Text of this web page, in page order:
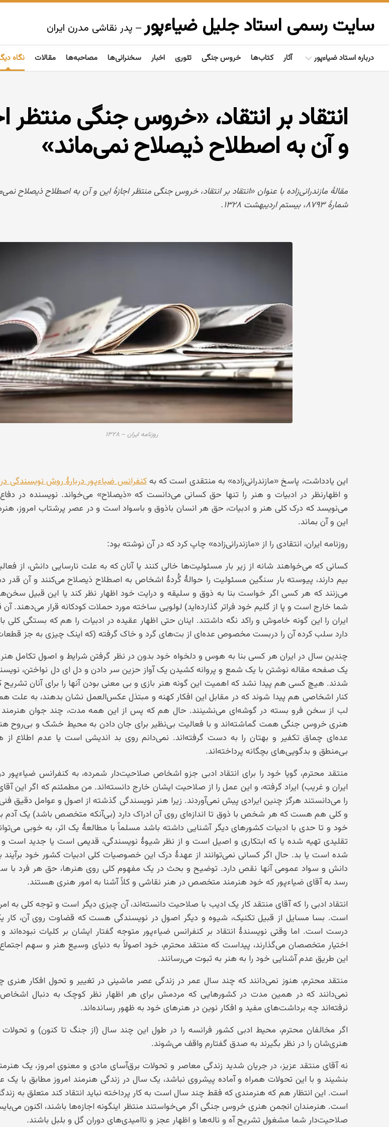
Skip
contentسایت رسمی استاد جلیل ضیاءپور – پدر نقاشی مدرن ایران
درباره استاد ضیاءپور
گفتاوردها
تألیفات
آثار کتاب‌ها خروس جنگی تئوری اخبار سخنرانی‌ها مصاحبه‌ها مقالات نگاه
انتقاد بر انتقاد، «خروس جنگی منتظر
و آن به اصطلاح ذیصلاح نمی‌ماند»
مقالهٔ مازندرانی‌زاده با عنوان «انتقاد بر انتقاد، خروس جنگی منتظر اجازهٔ این و آن به اصطلاح ذیصلاح
شمارهٔ ۸۷۹۳، بیستم اردیبهشت ۱۳۲۸.
روزنامه ایران – ۱۳۲۸
این یادداشت، پاسخ «مازندرانی‌زاده» به منتقدی است که بهکنفرانس ضیاءپور دربارهٔ روش نویسندگی
و اظهارنظر در ادبیات و هنر را تنها حق کسانی می‌دانست که «ذیصلاح» می‌خواند. نویسنده در دفاع
می‌نویسد که درک کلی هنر و ادبیات، حق هر انسان باذوق و باسواد است و در عصر پرشتاب امروز،
این و آن بماند.
روزنامه ایران، انتقادی را از «مازندرانی‌زاده» چاپ کرد که در آن نوشته بود:
کسانی که می‌خواهند شانه از زیر بار مسئولیت‌ها خالی کنند یا آنان که به علت نارسایی دانش، از
بیم دارند، پیوسته بار سنگین مسئولیت را حوالهٔ گُردهٔ اشخاص به اصطلاح ذیصلاح می‌کنند و آن
می‌زنند که هر کسی اگر خواست بنا به ذوق و سلیقه و درایت خود اظهار نظر کند یا این قبیل
شما خارج است و پا از گلیم خود فراتر گذارده‌اید) لولویی ساخته مورد حملات کودکانه قرار می‌دهند.
ایران را این گونه خاموش و راکد نگه داشتند. اینان حتی اظهار عقیده در ادبیات را هم که بستگی کلی
دارد سلب کرده آن را دربست مخصوص عده‌ای از بت‌های گرد و خاک گرفته (که اینک چیزی به جز قطعات
چندین سال در ایران هر کسی بنا به هوس و دلخواه خود بدون در نظر گرفتن شرایط و اصول تکامل
یک صفحه مقاله نوشتن با یک شمع و پروانه کشیدن یک آواز حزین سر دادن و دل ای دل نواختن،
شدند. هیچ کسی هم پیدا نشد که اهمیت این گونه هنر بازی و بی معنی بودن آنها را برای آنان تشریح
کنار اشخاصی هم پیدا شوند که در مقابل این افکار کهنه و مبتذل عکس‌العمل نشان بدهند، به
لب از سخن فرو بسته در گوشه‌ای می‌نشینند. حال هم که پس از این همه مدت، چند جوان هنرمند
هنری خروس جنگی همت گماشته‌اند و با فعالیت بی‌نظیر برای جان دادن به محیط خشک و بی‌روح هنر
عده‌ای چماق تکفیر و بهتان را به دست گرفته‌اند. نمی‌دانم روی بد اندیشی است یا عدم اطلاع
بی‌منطق و بدگویی‌های بچگانه پرداخته‌اند.
منتقد محترم، گویا خود را برای انتقاد ادبی جزو اشخاص صلاحیت‌دار شمرده، به کنفرانس ضیاءپور
ایران و غریب) ایراد گرفته، و این عمل را از صلاحیت ایشان خارج دانسته‌اند. من مطمئنم که اگر این
را می‌دانستند هرگز چنین ایرادی پیش نمی‌آوردند. زیرا هنر نویسندگی گذشته از اصول و عوامل دقیق
و کلی هم هست که هر شخص با ذوق تا اندازه‌ای روی آن ادراک دارد (بی‌آنکه متخصص باشد) یک آدم
خود و تا حدی با ادبیات کشورهای دیگر آشنایی داشته باشد مسلماً با مطالعهٔ یک اثر، به خوبی
تقلیدی تهیه شده یا که ابتکاری و اصیل است و از نظر شیوهٔ نویسندگی، قدیمی است یا جدید است
شده است یا بد. حال اگر کسانی نمی‌توانند از عهدهٔ درک این خصوصیات کلی ادبیات کشور خود
دانش و سواد عمومی آنها نقص دارد. توضیح و بحث در یک مفهوم کلی روی هنرها، حق هر فرد با
رسد به آقای ضیاءپور که خود هنرمند متخصص در هنر نقاشی و کلاً آشنا به امور هنری هستند.
انتقاد ادبی را که آقای منتقد کار یک ادیب با صلاحیت دانسته‌اند، آن چیزی دیگر است و توجه کلی به
است. بسا مسایل از قبیل تکنیک، شیوه و دیگر اصول در نویسندگی هست که قضاوت روی آن،
درست است. اما وقتی نویسندهٔ انتقاد بر کنفرانس ضیاءپور متوجه گفتار ایشان بر کلیات نبوده‌اند
اختیار متخصصان می‌گذارند، پیداست که منتقد محترم، خود اصولاً به دنیای وسیع هنر و سهم اجتماع
این طریق عدم آشنایی خود را به هنر به ثبوت می‌رسانند.
منتقد محترم، هنوز نمی‌دانند که چند سال عمر در زندگی عصر ماشینی در تغییر و تحول افکار هنری
نمی‌دانند که در همین مدت در کشورهایی که مردمش برای هر اظهار نظر کوچک به دنبال
نرفته‌اند چه برداشت‌های مفید و افکار نوین در هنرهای خود به ظهور رسانده‌اند.
اگر مخالفان محترم، محیط ادبی کشور فرانسه را در طول این چند سال (از جنگ تا کنون) و
هنری‌شان را در نظر بگیرند به صدق گفتارم واقف می‌شوند.
نه آقای منتقد عزیز، در جریان شدید زندگی معاصر و تحولات برق‌آسای مادی و معنوی امروز، یک
بنشیند و با این تحولات همراه و آماده پیشروی نباشد، یک سال در زندگی هنرمند امروز مطابق با یک
است. این انتظار هم که هنرمندی که فقط چند سال است به کار پرداخته نباید انتقاد کند متعلق به
است. هنرمندان انجمن هنری خروس جنگی اگر می‌خواستند منتظر اینگونه اجازه‌ها باشند، اکنون
صلاحیت‌دار شما مشغول تشریح آه و ناله‌ها و اظهار عجز و ناامیدی‌های دوران گل و بلبل باشند.